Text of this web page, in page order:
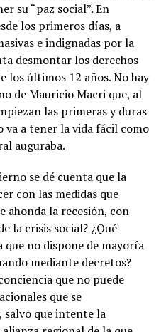
su “paz social”. En
los primeros días, a
e indignadas por la
desmontar los derechos
los últimos 12 años. No hay
de Mauricio Macri que, al
las primeras y duras
va a tener la vida fácil como
auguraba.
se dé cuenta que la
con las medidas que
ahonda la recesión, con
la crisis social? ¿Qué
que no dispone de mayoría
mediante decretos?
que no puede
que se
que intente la